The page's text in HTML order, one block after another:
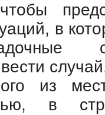
в
из
в